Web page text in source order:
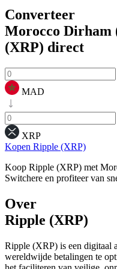
Converteer
Morocco Dirham
(XRP) direct
MAD
XRP
Kopen Ripple (XRP)
Koop Ripple (XRP) met
Switchere en profiteer van
Over
Ripple (XRP)
Ripple (XRP) is een digitaal
wereldwijde betalingen te